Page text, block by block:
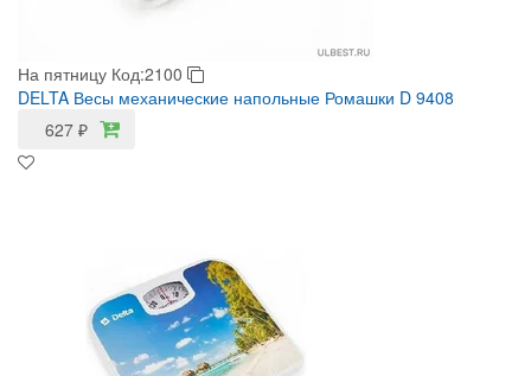
На пятницу Код:2100
DELTA Весы механические напольные Ромашки D 9408
627 ₽